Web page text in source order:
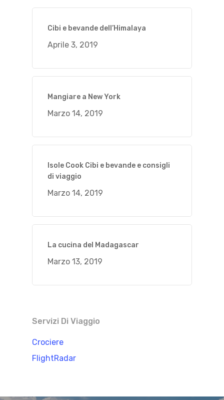
Cibi e bevande dell’Himalaya
Aprile 3, 2019
Mangiare a New York
Marzo 14, 2019
Isole Cook Cibi e bevande e consigli
di viaggio
Marzo 14, 2019
La cucina del Madagascar
Marzo 13, 2019
Servizi Di Viaggio
Crociere
FlightRadar